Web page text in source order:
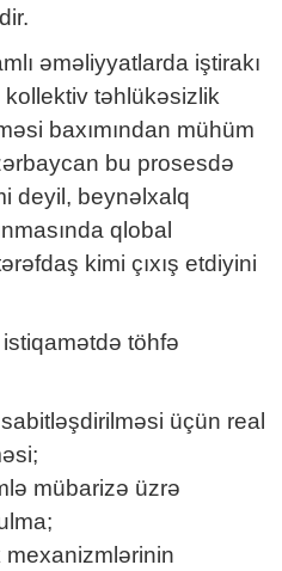
əməliyyatlarda iştirakı
təhlükəsizlik
baxımından mühüm
bu prosesdə
deyil, beynəlxalq
qlobal
kimi çıxış etdiyini
töhfə
üçün real
mübarizə üzrə
mexanizmlərinin